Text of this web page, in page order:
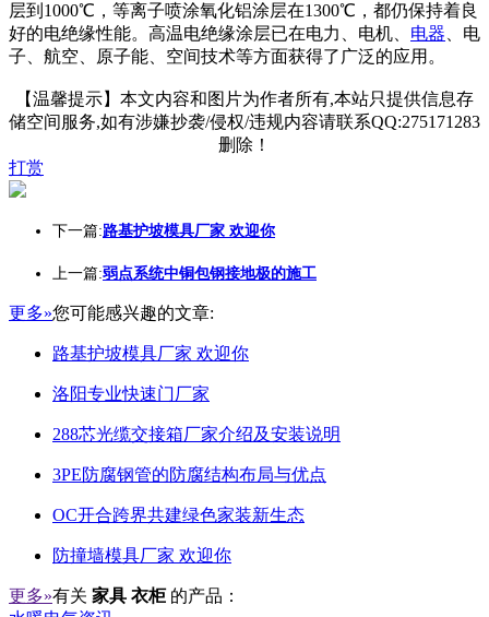
层到1000℃，等离子喷涂氧化铝涂层在1300℃，都仍保持着良
好的电绝缘性能。高温电绝缘涂层已在电力、电机、 电器 、电
子、航空、原子能、空间技术等方面获得了广泛的应用。
【温馨提示】本文内容和图片为作者所有,本站只提供信息存
储空间服务,如有涉嫌抄袭/侵权/违规内容请联系QQ:275171283
删除！
打赏
下一篇:路基护坡模具厂家 欢迎你
上一篇:弱点系统中铜包钢接地极的施工
更多»您可能感兴趣的文章:
路基护坡模具厂家 欢迎你
洛阳专业快速门厂家
288芯光缆交接箱厂家介绍及安装说明
3PE防腐钢管的防腐结构布局与优点
OC开合跨界共建绿色家装新生态
防撞墙模具厂家 欢迎你
更多»有关 家具 衣柜 的产品：